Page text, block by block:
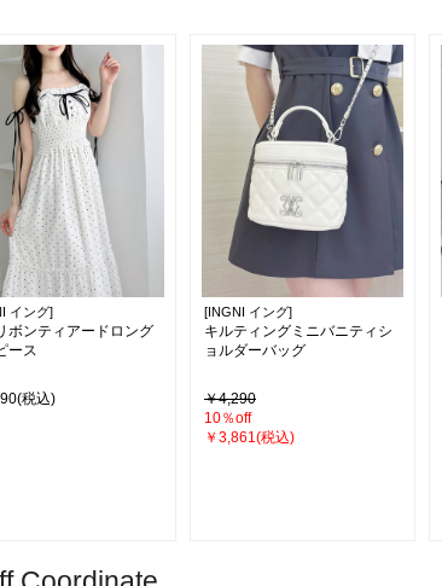
イング]
ボンティアードロング
ース
税込)
[INGNI イング]
キルティングミニバニティシ
ョルダーバッグ
￥4,290
10％off
￥3,861(税込)